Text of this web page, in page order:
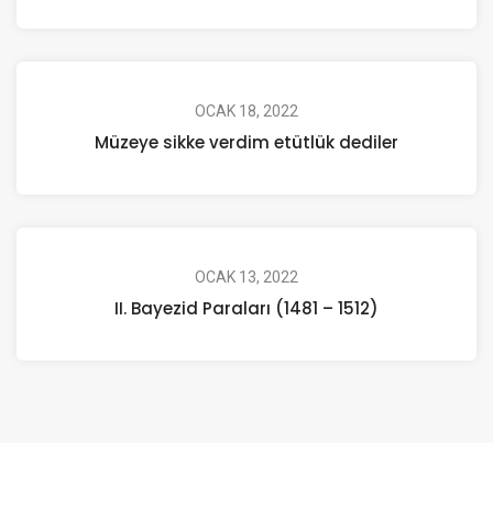
OCAK 18, 2022
Müzeye sikke verdim etütlük dediler
OCAK 13, 2022
II. Bayezid Paraları (1481 – 1512)